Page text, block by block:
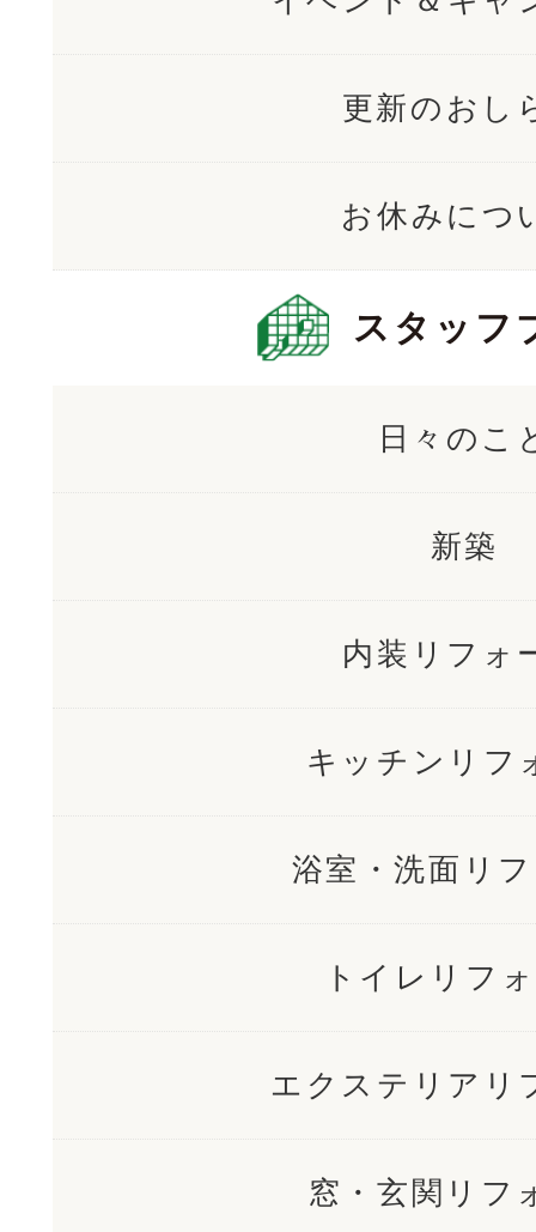
更新のおし
お休みにつ
スタッフ
日々のこ
新築
内装リフォ
キッチンリフ
浴室・洗面リ
トイレリフ
エクステリアリ
窓・玄関リフ